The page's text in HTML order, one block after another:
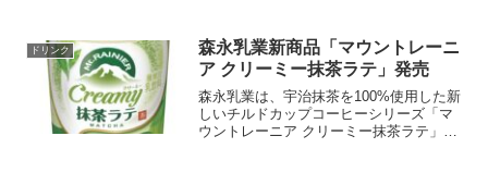
日に発売します。この商品は185g容量
で、価格は税...
ドリンク
森永乳業新商品「マウントレーニ
ア クリーミー抹茶ラテ」発売
森永乳業は、宇治抹茶を100%使用した新
しいチルドカップコーヒーシリーズ「マ
ウントレーニア クリーミー抹茶ラテ」を